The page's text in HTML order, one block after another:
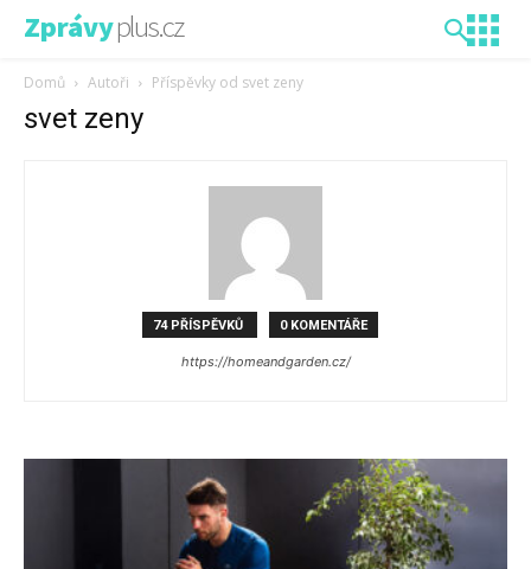
Zprávyplus.cz
Domů Autoři Příspěvky od svet zeny
svet zeny
74 PŘÍSPĚVKŮ 0 KOMENTÁŘE
https://homeandgarden.cz/